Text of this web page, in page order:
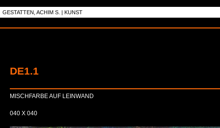
GESTATTEN, ACHIM S. | KUNST
DE1.1
MISCHFARBE AUF LEINWAND
040 X 040